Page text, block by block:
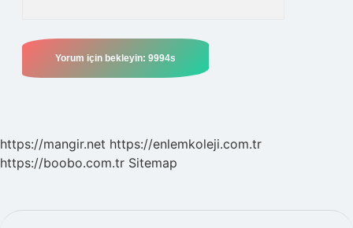
https://mangir.net https://enlemkoleji.com.tr
https://boobo.com.tr Sitemap